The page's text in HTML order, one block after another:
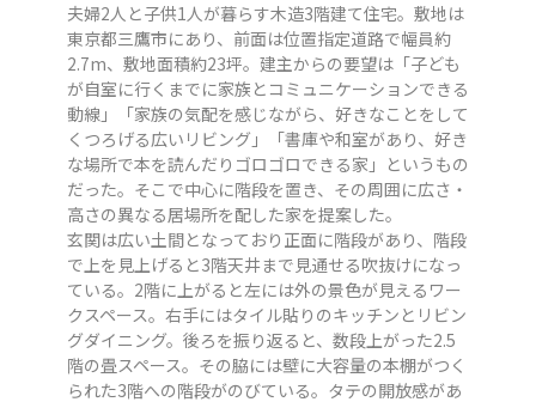
夫婦2人と子供1人が暮らす木造3階建て住宅。敷地は
東京都三鷹市にあり、前面は位置指定道路で幅員約
2.7m、敷地面積約23坪。建主からの要望は「子ども
が自室に行くまでに家族とコミュニケーションできる
動線」「家族の気配を感じながら、好きなことをして
くつろげる広いリビング」「書庫や和室があり、好き
な場所で本を読んだりゴロゴロできる家」というもの
だった。そこで中心に階段を置き、その周囲に広さ・
高さの異なる居場所を配した家を提案した。
玄関は広い土間となっており正面に階段があり、階段
で上を見上げると3階天井まで見通せる吹抜けになっ
ている。2階に上がると左には外の景色が見えるワー
クスペース。右手にはタイル貼りのキッチンとリビン
グダイニング。後ろを振り返ると、数段上がった2.5
階の畳スペース。その脇には壁に大容量の本棚がつく
られた3階への階段がのびている。タテの開放感があ